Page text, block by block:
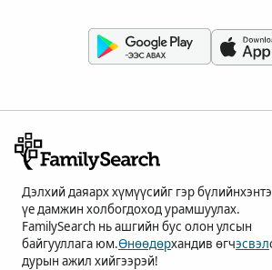
Дэлхий даяарх хүмүүсийг гэр
үе дамжин холбогдоход урамшуулах.
FamilySearch нь ашгийн бус олон улсын
байгууллага юм.Өнөөдөрхандив өгчэсвэл
дурын ажил хийгээрэй!